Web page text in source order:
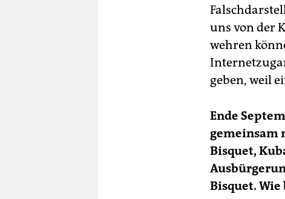
uns von der
wehren
geben, weil
Ende
gemeinsam
Bisquet,
Bisquet. Wie